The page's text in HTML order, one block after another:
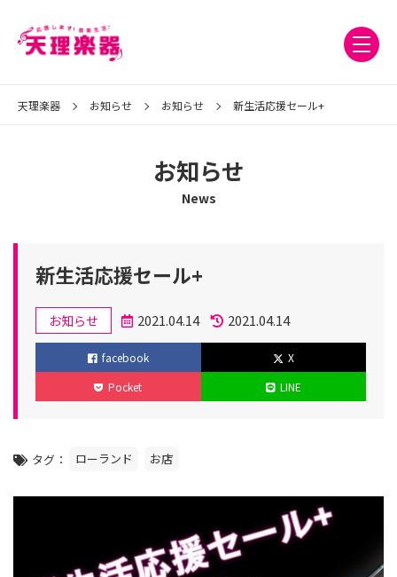
天理楽器 お知らせ お知らせ 新生活応援セール+
お知らせ
News
新生活応援セール+
テ
ゴ
お知らせ
投
稿
2021.04.14
更
新
2021.04.14
facebook
X
Pocket
LINE
タグ ローランド お店